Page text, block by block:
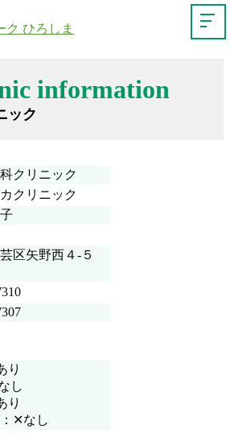
information
ック
クリニック
クリニック
区矢野西４-５
り
し
り
✕なし